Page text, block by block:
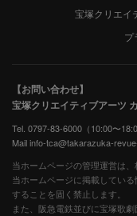
宝塚クリエイ
プ
【お問い合わせ】
宝塚クリエイティブアーツ
Tel. 0797-83-6000（10:00〜
Mail info-tca@takarazuka-
当ホームページの管理運営は
当ホームページに掲載してい
することを固く禁止します。
また、阪急電鉄並びに宝塚歌